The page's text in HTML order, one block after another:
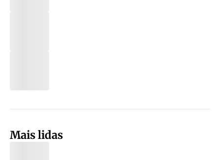
Mais lidas